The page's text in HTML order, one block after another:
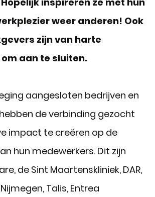
weer anderen! Ook
zijn van harte
aan te sluiten.
aangesloten bedrijven en
de verbinding gezocht
impact te creëren op de
hun medewerkers. Dit zijn
de Sint Maartenskliniek, DAR,
Talis, Entrea